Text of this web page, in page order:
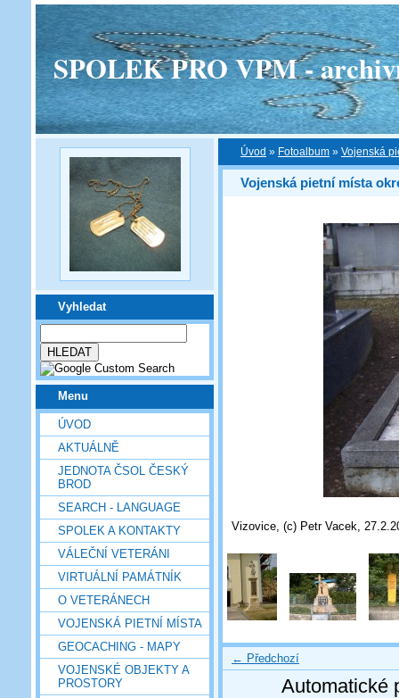
SPOLEK PRO VPM -
Vyhledat
Menu
ÚVOD
AKTUÁLNĚ
JEDNOTA ČSOL ČESKÝ
BROD
SEARCH - LANGUAGE
SPOLEK A KONTAKTY
VÁLEČNÍ VETERÁNI
VIRTUÁLNÍ PAMÁTNÍK
O VETERÁNECH
VOJENSKÁ PIETNÍ MÍSTA
GEOCACHING - MAPY
VOJENSKÉ OBJEKTY A
PROSTORY
Úvod » Fotoalbum » Vojenská
Vojenská pietní místa
Vizovice, (c) Petr Vacek,
← Předchozí
Automatické